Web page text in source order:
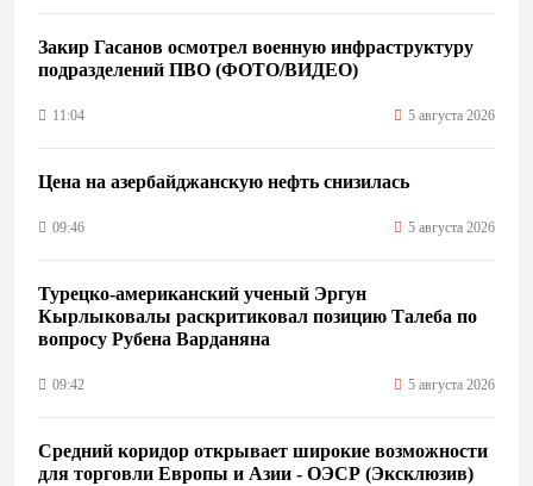
Закир Гасанов осмотрел военную инфраструктуру
подразделений ПВО (ФОТО/ВИДЕО)
11:04 5 августа 2026
Цена на азербайджанскую нефть cнизилась
09:46 5 августа 2026
Турецко-американский ученый Эргун
Кырлыковалы раскритиковал позицию Талеба по
вопросу Рубена Варданяна
09:42 5 августа 2026
Средний коридор открывает широкие возможности
для торговли Европы и Азии - ОЭСР (Эксклюзив)